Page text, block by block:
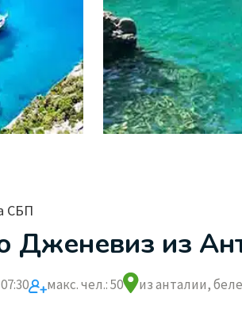
СБП
Дженевиз из
макс. чел.: 50 из анталии,